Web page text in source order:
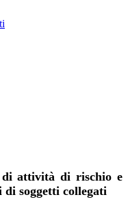
di attività di rischio e
soggetti collegati